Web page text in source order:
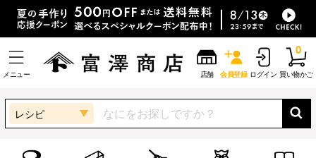
メニュー 店舗 会員登録 ログイン 買い物かご
0
レシピ